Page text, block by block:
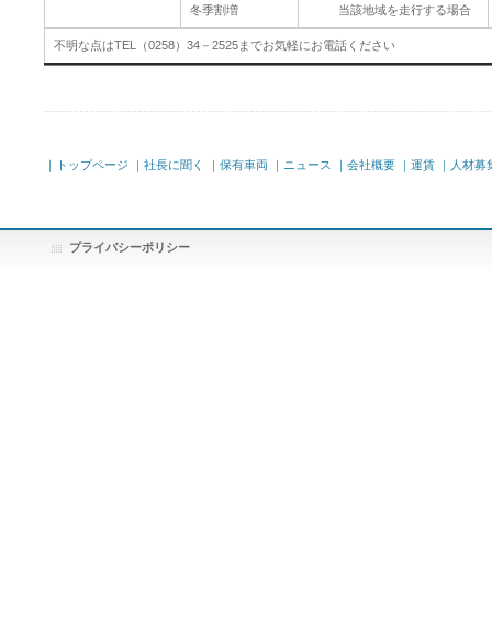
冬季割増 当該地域を走行する場合
不明な点はTEL（0258）34－2525までお気軽にお電話ください
｜トップページ ｜社長に聞く ｜保有車両 ｜ニュース ｜会社概要 ｜運賃 ｜人材
プライバシーポリシー